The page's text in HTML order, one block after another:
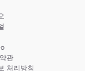
관
처리방침